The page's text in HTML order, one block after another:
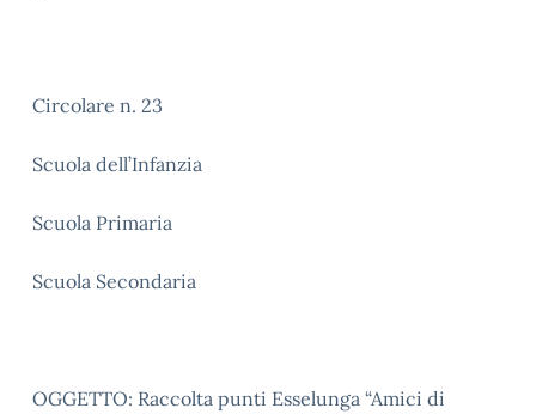
Circolare n. 23
Scuola dell’Infanzia
Scuola Primaria
Scuola Secondaria
OGGETTO: Raccolta punti Esselunga “Amici di